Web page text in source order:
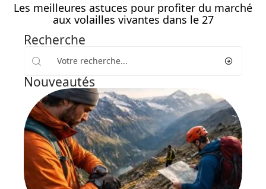
Les meilleures astuces pour profiter du marché
aux volailles vivantes dans le 27
Recherche
Nouveautés